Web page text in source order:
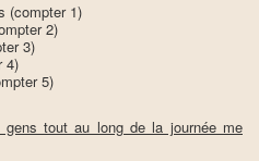
(compter 1)
2)
3)
4)
5)
tout au long de la journée me